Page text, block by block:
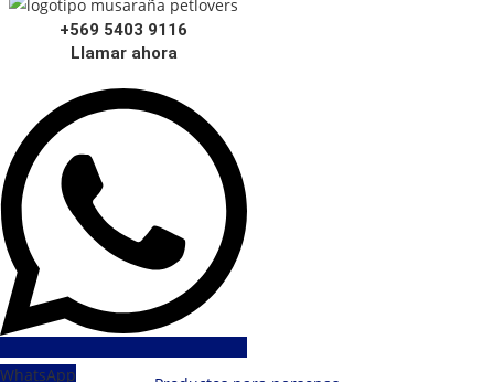
Ir
+569 5403 9116
Llamar ahora
WhatsApp